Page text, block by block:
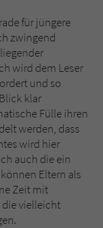
für jüngere
zwingend
wird dem Leser
und so
klar
Fülle ihren
werden, dass
wird hier
auch die ein
Eltern als
Zeit mit
vielleicht